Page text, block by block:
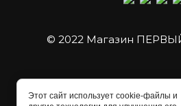
© 2022 Магазин
Этот сайт использует cookie-файлы и